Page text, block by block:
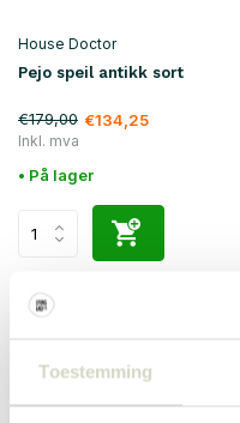
Toestemming
House Doctor
Pejo speil antikk sort
€179,00 €134,25
Inkl. mva
• På lager
SALE 25%